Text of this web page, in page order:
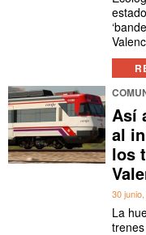
Así
al
los
30
La